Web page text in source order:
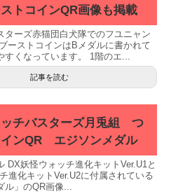
トコインQR画像も掲載
ターズ赤猫団白犬隊でのフユニャン
ーストコインはBメダルに書かれて
すくなっています。 1階のエ...
記事を読む
チバスターズ月兎組 つ
ンQR エジソンメダル
DX妖怪ウォッチ進化キットVer.U1と
進化キットVer.U2に付属されている
ル」のQR画像...